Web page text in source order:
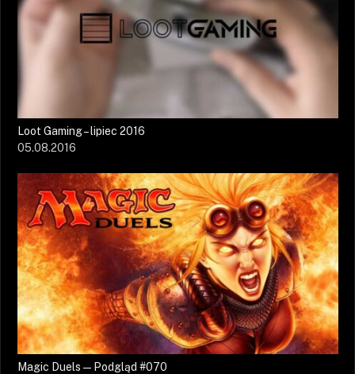
Loot Gaming – lipiec 2016
05.08.2016
Magic Duels — Podgląd #070